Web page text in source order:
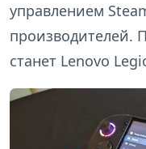
управлением
производителей.
станет Lenovo